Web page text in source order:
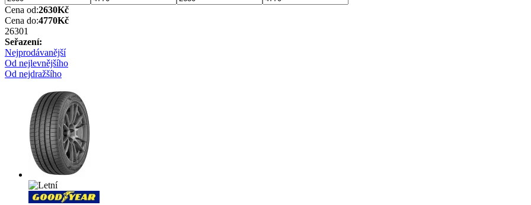
Cena od:2630Kč
Cena do:4770Kč
26301
Seřazení:
Nejprodávanější
Od nejlevnějšího
Od nejdražšího